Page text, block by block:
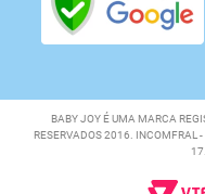
BABY JOY É UMA MARCA
RESERVADOS 2016. INCOMFRAL